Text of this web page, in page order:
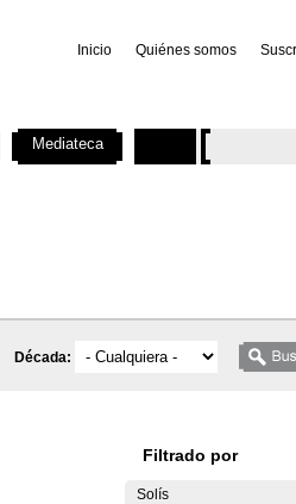
Inicio Quiénes somos
Década:
Filtrado por
Solís
Mediateca